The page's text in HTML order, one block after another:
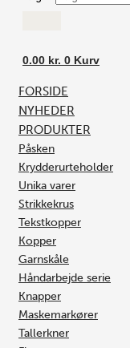
0.00 kr. 0 Kurv
FORSIDE
NYHEDER
PRODUKTER
Påsken
Krydderurteholder
Unika varer
Strikkekrus
Tekstkopper
Kopper
Garnskåle
Håndarbejde serie
Knapper
Maskemarkører
Tallerkner